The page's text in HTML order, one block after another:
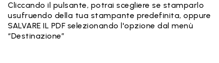
Cliccando il pulsante, potrai scegliere se stamparlo
usufruendo della tua stampante predefinita, oppure
SALVARE IL PDF selezionando l'opzione dal menù
“Destinazione”